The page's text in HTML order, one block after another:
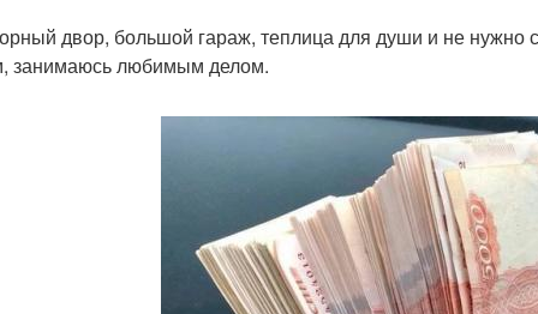
двор, большой гараж, теплица для души и не нужно
занимаюсь любимым делом.